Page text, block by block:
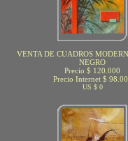
VENTA DE CUADROS
NEGRO
Precio $ 120.000
Precio Internet $
US $ 0